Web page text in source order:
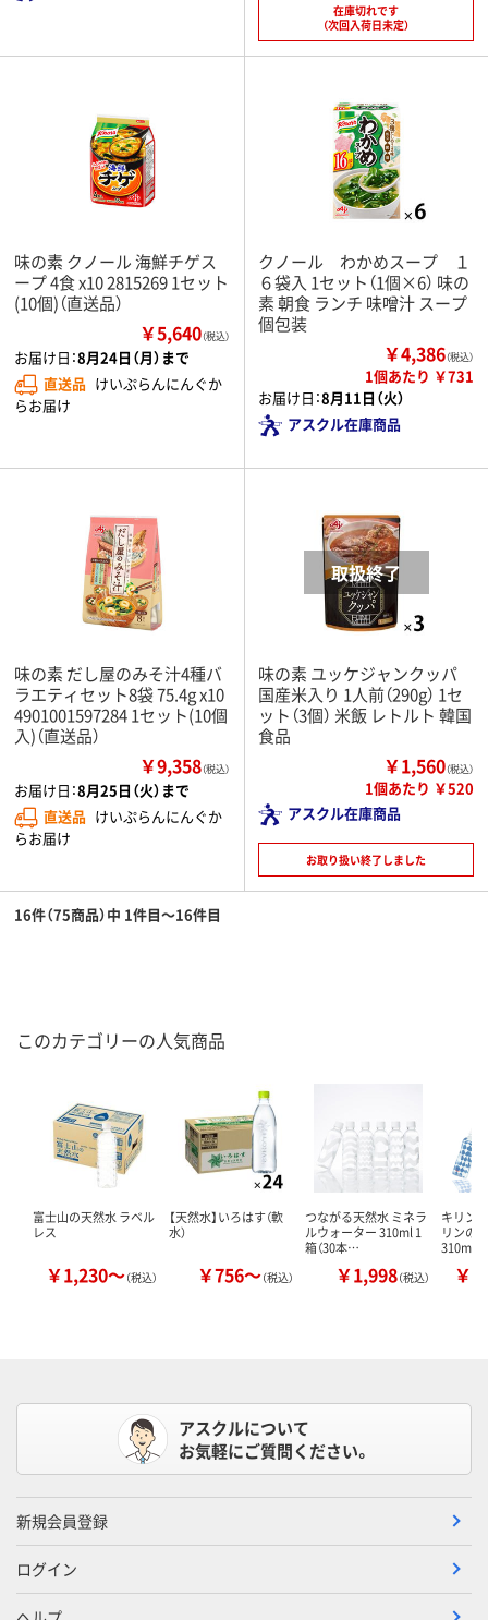
在庫切れです
（次回入荷日未定）
味の素 クノール 海鮮チゲス
ープ 4食 x10 2815269 1セット
(10個)（直送品）
￥5,640（税込）
お届け日：8月24日（月）まで
直送品 けいぷらんにんぐか
らお届け
クノール わかめスープ １
６袋入 1セット（1個×6） 味の
素 朝食 ランチ 味噌汁 スープ
個包装
￥4,386（税込）
1個あたり ￥731
お届け日：8月11日（火）
アスクル在庫商品
味の素 だし屋のみそ汁4種バ
ラエティセット8袋 75.4g x10
4901001597284 1セット(10個
入)（直送品）
￥9,358（税込）
お届け日：8月25日（火）まで
直送品 けいぷらんにんぐか
らお届け
味の素 ユッケジャンクッパ
国産米入り 1人前（290g） 1セ
ット（3個） 米飯 レトルト 韓国
食品
￥1,560（税込）
1個あたり ￥520
アスクル在庫商品
お取り扱い終了しました
16件（75商品）中 1件目～16件目
このカテゴリーの人気商品
富士山の天然水 ラベル
レス
￥1,230～（税込）
【天然水】いろはす（軟
水）
￥756～（税込）
つながる天然水 ミネラ
ルウォーター 310ml 1
箱（30本…
￥1,998（税込）
キリン
リンの
310ml
￥
アスクルについて
お気軽にご質問ください。
新規会員登録
ログイン